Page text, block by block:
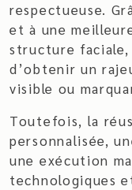
respectueuse.
et à une
structure faciale,
d’obtenir un
visible ou
Toutefois, la
personnalisée,
une exécution
technologiques